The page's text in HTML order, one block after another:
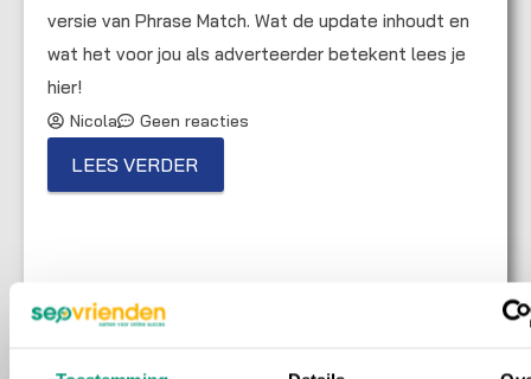
ALLES TOESTAAN
AANPASSEN
versie van Phrase Match. Wat de update inhoudt en
wat het voor jou als adverteerder betekent lees je
hier!
Nicola Geen reacties
LEES VERDER